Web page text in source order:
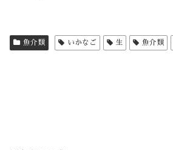
魚介類 いかなご 生 魚介類